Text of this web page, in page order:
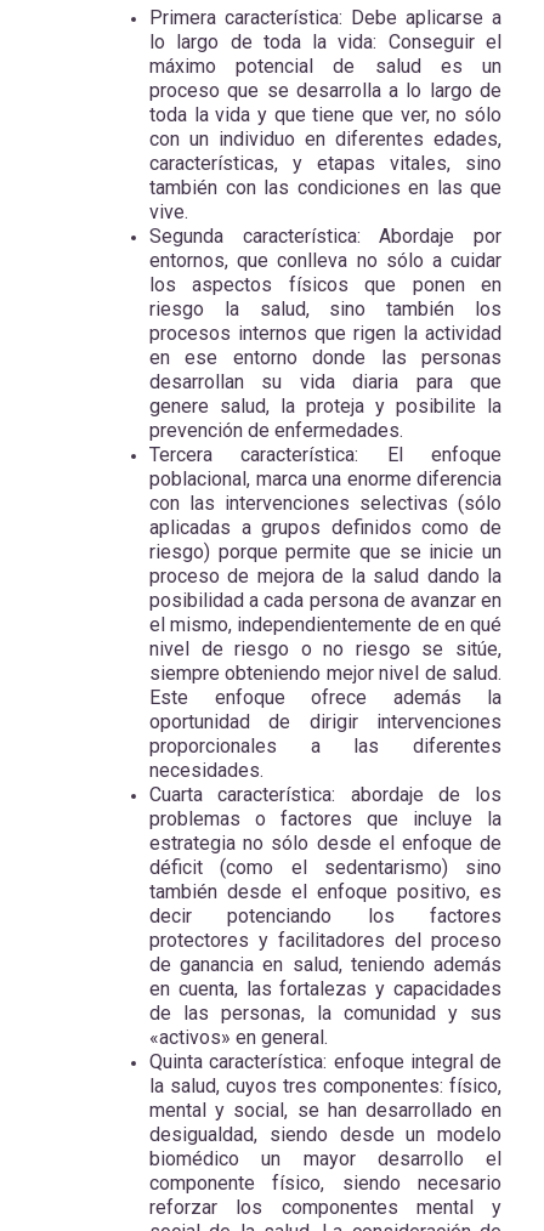
Primera característica: Debe aplicarse a
lo largo de toda la vida: Conseguir el
máximo potencial de salud es un
proceso que se desarrolla a lo largo de
toda la vida y que tiene que ver, no sólo
con un individuo en diferentes edades,
características, y etapas vitales, sino
también con las condiciones en las que
vive.
Segunda característica: Abordaje por
entornos, que conlleva no sólo a cuidar
los aspectos físicos que ponen en
riesgo la salud, sino también los
procesos internos que rigen la actividad
en ese entorno donde las personas
desarrollan su vida diaria para que
genere salud, la proteja y posibilite la
prevención de enfermedades.
Tercera característica: El enfoque
poblacional, marca una enorme diferencia
con las intervenciones selectivas (sólo
aplicadas a grupos definidos como de
riesgo) porque permite que se inicie un
proceso de mejora de la salud dando la
posibilidad a cada persona de avanzar en
el mismo, independientemente de en qué
nivel de riesgo o no riesgo se sitúe,
siempre obteniendo mejor nivel de salud.
Este enfoque ofrece además la
oportunidad de dirigir intervenciones
proporcionales a las diferentes
necesidades.
Cuarta característica: abordaje de los
problemas o factores que incluye la
estrategia no sólo desde el enfoque de
déficit (como el sedentarismo) sino
también desde el enfoque positivo, es
decir potenciando los factores
protectores y facilitadores del proceso
de ganancia en salud, teniendo además
en cuenta, las fortalezas y capacidades
de las personas, la comunidad y sus
«activos» en general.
Quinta característica: enfoque integral de
la salud, cuyos tres componentes: físico,
mental y social, se han desarrollado en
desigualdad, siendo desde un modelo
biomédico un mayor desarrollo el
componente físico, siendo necesario
reforzar los componentes mental y